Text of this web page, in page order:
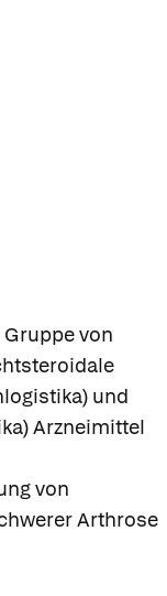
von
und
Arzneimittel
von
Arthrose